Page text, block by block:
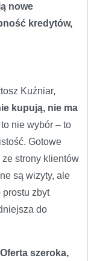
nowe
kredytów,
Kuźniar,
kupują, nie ma
nie wybór – to
Gotowe
strony klientów
są wizyty, ale
prostu zbyt
do
Oferta szeroka,